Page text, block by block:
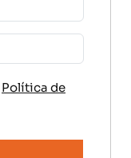
Política de